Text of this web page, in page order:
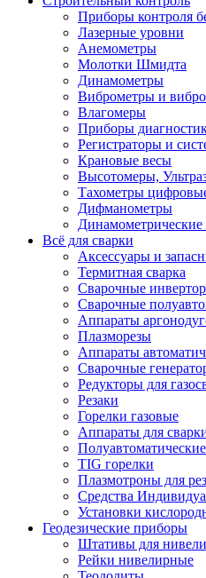
Приборы контроля
Лазерные уровни
Анемометры
Молотки Шмидта
Динамометры
Виброметры и
Влагомеры
Приборы
Регистраторы и
Крановые весы
Высотомеры,
Тахометры
Дифманометры
Всё для сварки
Аксессуары и
Термитная сварка
Сварочные
Сварочные
Аппараты
Плазморезы
Аппараты
Сварочные
Редукторы для
Резаки
Горелки газовые
Аппараты для
TIG горелки
Плазмотроны для
Средства
Установки
Геодезические приборы
Штативы для
Рейки нивелирные